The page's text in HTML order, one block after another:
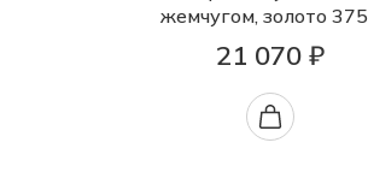
жемчугом, золото 375
21 070 ₽